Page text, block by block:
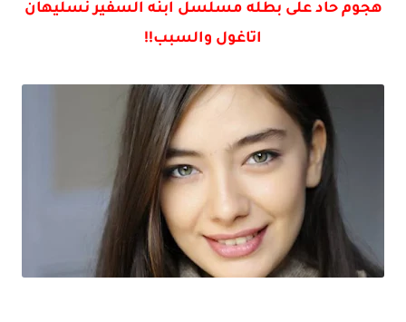
هجوم حاد على بطله مسلسل ابنه السفير نسليهان
اتاغول والسبب!!